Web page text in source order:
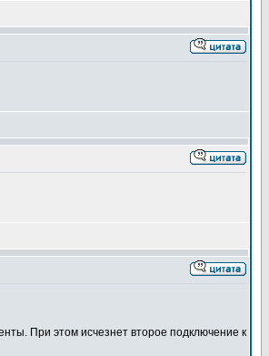
При этом исчезнет второе подключение к